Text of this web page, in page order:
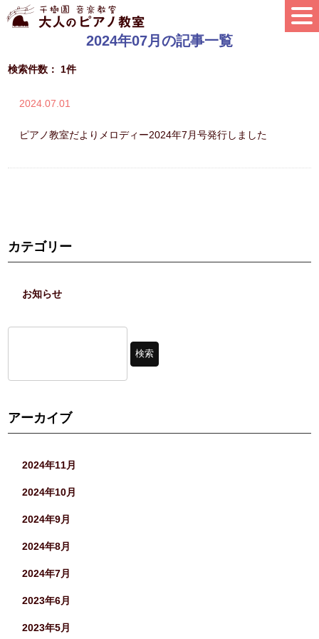
2024年07月の記事一覧
検索件数： 1件
2024.07.01
ピアノ教室だよりメロディー2024年7月号発行しました
カテゴリー
お知らせ
アーカイブ
2024年11月
2024年10月
2024年9月
2024年8月
2024年7月
2023年6月
2023年5月